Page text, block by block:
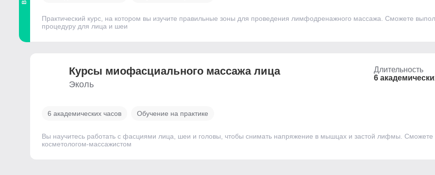
Практический курс, на котором вы изучите правильные зоны для проведения лимфодренажного массажа. Сможете
процедуру для лица и шеи
Курсы миофасциального массажа лица
Эколь
Длительность
6
6 академических часов Обучение на практике
Вы научитесь работать с фасциями лица, шеи и головы, чтобы снимать напряжение в мышцах и застой лифмы. Сможете
косметологом-массажистом